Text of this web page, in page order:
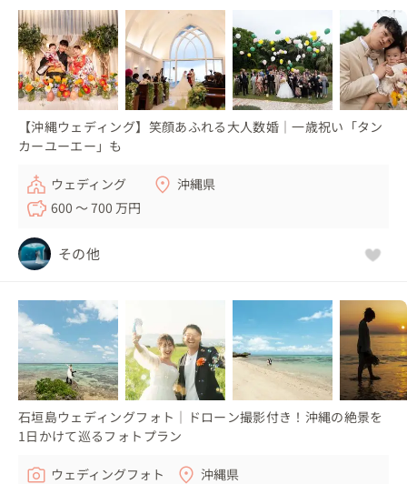
【沖縄ウェディング】笑顔あふれる大人数婚｜一歳祝い「タン
カーユーエー」も
ウェディング
沖縄県
600 〜 700 万円
その他
石垣島ウェディングフォト｜ドローン撮影付き！沖縄の絶景を
1日かけて巡るフォトプラン
ウェディングフォト
沖縄県